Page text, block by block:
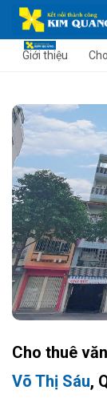
Giới thiệu
Cho thuê
Võ Thị Sáu,